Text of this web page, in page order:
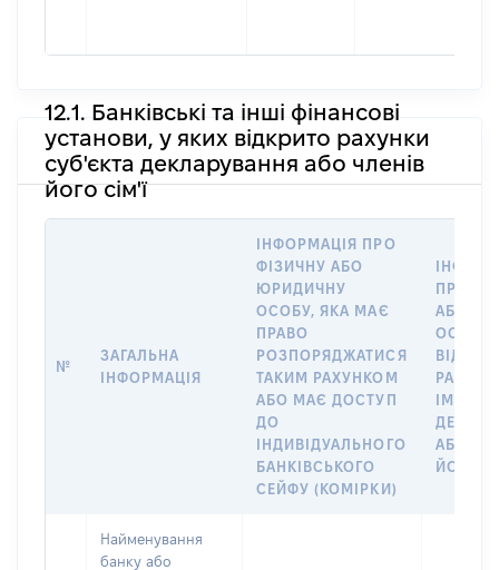
12.1. Банківські та інші фінансові
установи, у яких відкрито рахунки
суб'єкта декларування або членів
його сім'ї
№
ЗАГАЛЬНА
ІНФОРМАЦІЯ
ІНФОРМАЦІЯ ПРО
ФІЗИЧНУ АБО
ЮРИДИЧНУ
ОСОБУ, ЯКА МАЄ
ПРАВО
РОЗПОРЯДЖАТИСЯ
ТАКИМ РАХУНКОМ
АБО МАЄ ДОСТУП
ДО
ІНДИВІДУАЛЬНОГО
БАНКІВСЬКОГО
СЕЙФУ (КОМІРКИ)
ПРО
АБО
ОСОБУ,
ІМ’Я
АБО
ЙОГО
Найменування
банку або